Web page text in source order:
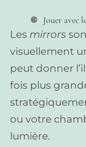
Jouer avec
Les mirrors
visuellement
peut donner
fois plus
ou votre
lumière.